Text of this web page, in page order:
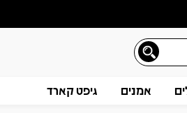
אמנים גיפט קארד